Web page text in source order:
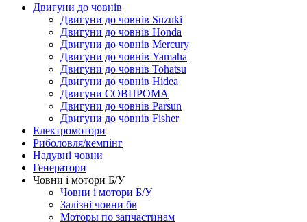
Двигуни до човнів
Двигуни до човнів Suzuki
Двигуни до човнів Honda
Двигуни до човнів Mercury
Двигуни до човнів Yamaha
Двигуни до човнів Tohatsu
Двигуни до човнів Hidea
Двигуни СОВПРОМА
Двигуни до човнів Parsun
Двигуни до човнів Fisher
Електромотори
Риболовля/кемпінг
Надувні човни
Генератори
Човни і мотори Б/У
Човни і мотори Б/У
Залізні човни бв
Моторы по запчастинам